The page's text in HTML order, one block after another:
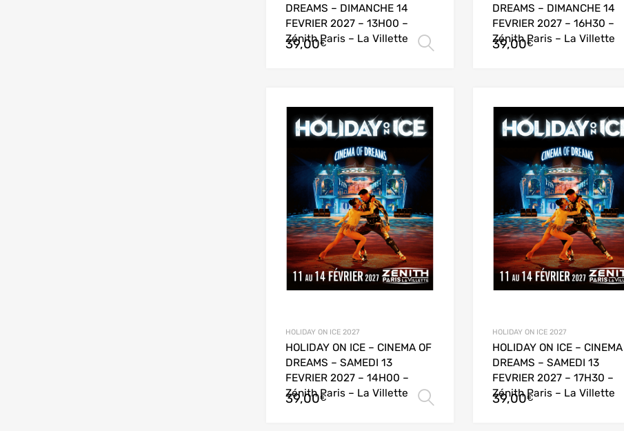
DREAMS – DIMANCHE 14
FEVRIER 2027 – 13H00 –
Zénith Paris – La Villette
39,00€ Choix des options
DREAMS – DIMANCHE 14
FEVRIER 2027 – 16H30 –
Zénith Paris – La Villette
39,00€
HOLIDAY ON ICE 2027
HOLIDAY ON ICE – CINEMA OF
DREAMS – SAMEDI 13
FEVRIER 2027 – 14H00 –
Zénith Paris – La Villette
39,00€ Choix des options
HOLIDAY ON ICE 2027
HOLIDAY ON ICE –
DREAMS – SAMEDI 13
FEVRIER 2027 – 17H30 –
Zénith Paris – La Villette
39,00€